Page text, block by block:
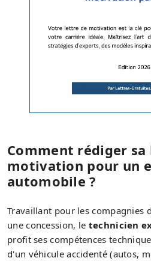
Comment rédiger
motivation pour un
automobile ?
Travaillant pour les compagnies
une concession, le technicien
profit ses compétences
d'un véhicule accidenté (autos,